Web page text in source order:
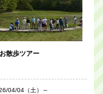
散歩ツアー
04/04（土）～